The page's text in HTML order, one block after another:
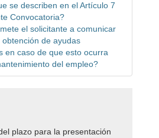
se describen en el Artículo 7
Convocatoria?
el solicitante a comunicar
obtención de ayudas
en caso de que esto ocurra
del empleo?
plazo para la presentación